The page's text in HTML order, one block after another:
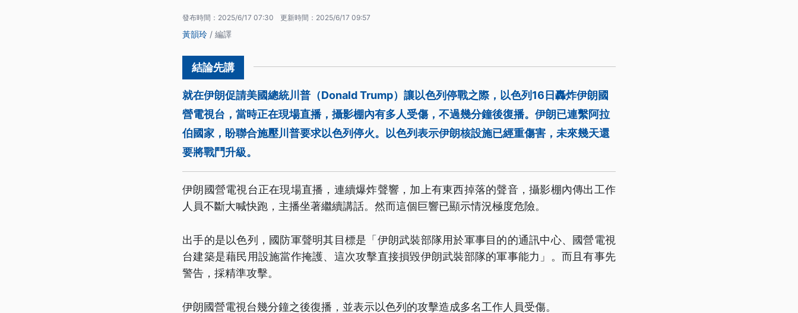
發布時間： 2025/6/17 07:30 更新時間： 2025/6/17 09:57
黃韻玲 / 編譯
就在伊朗促請美國總統川普（Donald Trump）讓以色列停戰之際，以色列16日轟炸伊朗國
營電視台，當時正在現場直播，攝影棚內有多人受傷，不過幾分鐘後復播。伊朗已連繫阿拉
伯國家，盼聯合施壓川普要求以色列停火。以色列表示伊朗核設施已經重傷害，未來幾天還
要將戰鬥升級。
伊朗國營電視台正在現場直播，連續爆炸聲響，加上有東西掉落的聲音，攝影棚內傳出工作
人員不斷大喊快跑，主播坐著繼續講話。然而這個巨響已顯示情況極度危險。
出手的是以色列，國防軍聲明其目標是「伊朗武裝部隊用於軍事目的的通訊中心、國營電視
台建築是藉民用設施當作掩護、這次攻擊直接損毀伊朗武裝部隊的軍事能力」。而且有事先
警告，採精準攻擊。
伊朗國營電視台幾分鐘之後復播，並表示以色列的攻擊造成多名工作人員受傷。